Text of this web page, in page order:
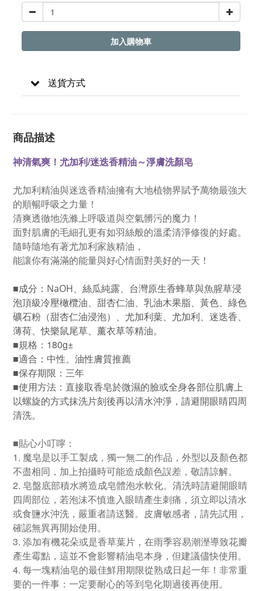
加入購物車
送貨方式
商品描述
神清氣爽！尤加利/迷迭香精油～淨膚洗顏皂
尤加利精油與迷迭香精油擁有大地植物界賦予萬物最強大
的順暢呼吸之力量！
清爽透徹地洗滌上呼吸道與空氣髒污的魔力！
面對肌膚的毛細孔更有如羽絲般的溫柔清淨修復的好處。
隨時隨地有著尤加利家族精油，
能讓你有滿滿的能量與好心情面對美好的一天！
■成分： NaOH、絲瓜純露、 台灣原生香蜂草與魚腥草浸
泡頂級冷壓橄欖油、甜杏仁油、乳油木果脂、黃色、綠色
礦石粉（甜杏仁油浸泡）、尤加利葉、 尤加利、迷迭香、
薄荷、快樂鼠尾草、薰衣草等精油。
■規格：180g±
■適合： 中性、油性膚質推薦
■保存期限：三年
■使用方法：直接取香皂於微濕的臉或全身各部位肌膚上
以螺旋的方式抹洗片刻後再以清水沖淨，請避開眼睛四周
清洗。
■貼心小叮嚀：
1. 魔皂是以手工製成，獨一無二的作品，外型以及顏色都
不盡相同，加上拍攝時可能造成顏色誤差，敬請諒解。
2. 皂盤底部積水將造成皂體泡水軟化。清洗時請避開眼睛
四周部位，若泡沫不慎進入眼睛產生刺痛，須立即以清水
或食鹽水沖洗，嚴重者請送醫。皮膚敏感者，請先試用，
確認無異再開始使用。
3. 添加有機花朵或是香草葉片，在雨季容易潮溼導致花瓣
產生霉點，這並不會影響精油皂本身，但建議儘快使用。
4. 每一塊精油皂的最佳鮮用期限從熟成日起一年！非常重
要的一件事：一定要耐心的等到皂化期過後再使用。